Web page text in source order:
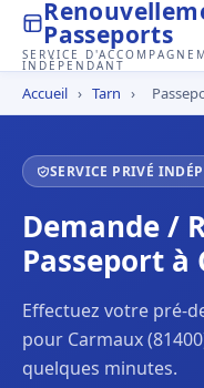
Passeports
SERVICE
INDÉPENDANT
Accueil › Tarn ›
SERVICE PRIVÉ
Demande /
Passeport à
Effectuez votre pré-
pour Carmaux
quelques minutes.